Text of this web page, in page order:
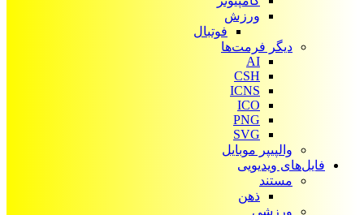
ورزش
فوتبال
دیگر فرمت‌ها
AI
CSH
ICNS
ICO
PNG
SVG
والپیپر موبایل
فایل‌های ویدیویی
مستند
ذهن
ورزشی